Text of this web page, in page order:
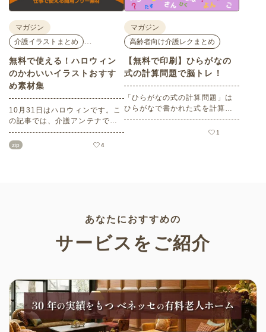
マガジン
介護イラストまとめ
無料で使える！ハロウィン
のかわいいイラストおすす
め素材集
10月31日はハロウィンです。こ
の記事では、介護アンテナで扱
う高齢者向けイラスト素材か
ら、ハロウィンにちなんだおば
zip 4
マガジン
高齢者向け介護レクまとめ
【無料で印刷】ひらがなの
式の計算問題で脳トレ！
「ひらがなの式の計算問題」は
ひらがなで書かれた式を計算す
る問題です。想像力やワーキン
グメモリのトレーニングとして
1
あなたにおすすめの
サービスをご紹介